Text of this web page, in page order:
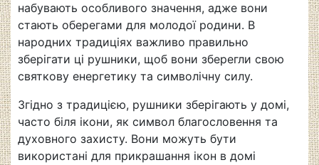
набувають особливого значення, адже вони
стають оберегами для молодої родини. В
народних традиціях важливо правильно
зберігати ці рушники, щоб вони зберегли свою
святкову енергетику та символічну силу.
Згідно з традицією, рушники зберігають у домі,
часто біля ікони, як символ благословення та
духовного захисту. Вони можуть бути
використані для прикрашання ікон в домі